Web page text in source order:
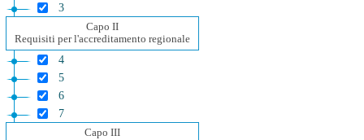
3
Capo II
Requisiti per l'accreditamento regionale
4
5
6
7
Capo III